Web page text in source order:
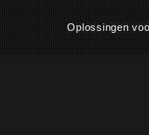
Oplossingen